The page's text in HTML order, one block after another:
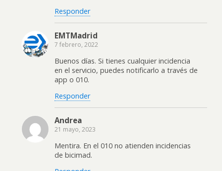
Responder
EMTMadrid
7 febrero, 2022
Buenos días. Si tienes cualquier incidencia
en el servicio, puedes notificarlo a través de
app o 010.
Responder
Andrea
21 mayo, 2023
Mentira. En el 010 no atienden incidencias
de bicimad.